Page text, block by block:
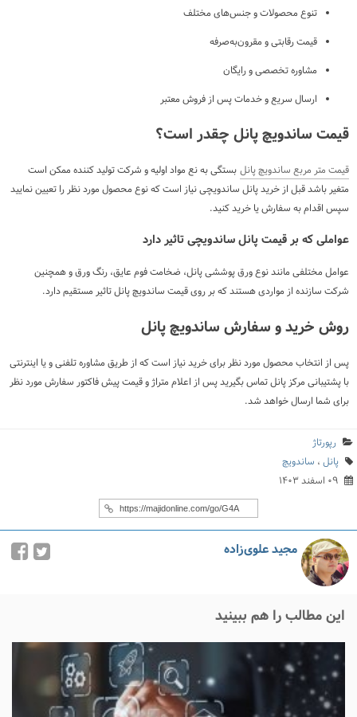
تنوع محصولات و جنس‌های مختلف
قیمت رقابتی و مقرون‌به‌صرفه
مشاوره تخصصی و رایگان
ارسال سریع و خدمات پس از فروش معتبر
قیمت ساندویچ پانل چقدر است؟
قیمت متر مربع ساندویچ پانل بستگی به نع مواد اولیه و شرکت تولید کننده ممکن است
متغیر باشد قبل از خرید پانل ساندویچی نیاز است که نوع محصول مورد نظر را تعیین نمایید
سپس اقدام به سفارش یا خرید کنید.
عواملی که بر قیمت پانل ساندویچی تاثیر دارد
عوامل مختلفی مانند نوع ورق پوششی پانل، ضخامت فوم عایق، رنگ ورق و همچنین
شرکت سازنده از مواردی هستند که بر روی قیمت ساندویچ پانل تاثیر مستقیم دارد.
روش خرید و سفارش ساندویچ پانل
پس از انتخاب محصول مورد نظر برای خرید نیاز است که از طریق مشاوره تلفنی و یا اینترنتی
با پشتیبانی مرکز پانل تماس بگیرید پس از اعلام متراژ و قیمت پیش فاکتور سفارش مورد نظر
برای شما ارسال خواهد شد.
رپورتاژ
پانل ، ساندویچ
۰۹ اسفند ۱۴۰۳
مجید علوی‌زاده
این مطالب را هم ببینید